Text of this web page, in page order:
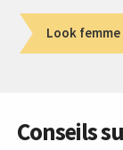
Look femme
Conseils